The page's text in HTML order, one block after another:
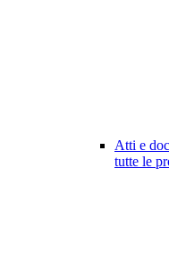
Atti e
tutte le